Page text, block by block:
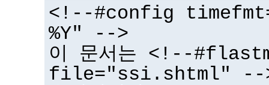
<!--#config
%Y" -->
이 문서는 <!--
file="ssi.shtml" -->